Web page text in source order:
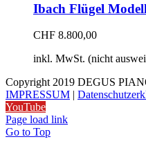
Ibach Flügel
CHF 8.800,00
inkl. MwSt. (nicht
Copyright 2019 DEGUS
IMPRESSUM |
YouTube
Page load link
Go to Top